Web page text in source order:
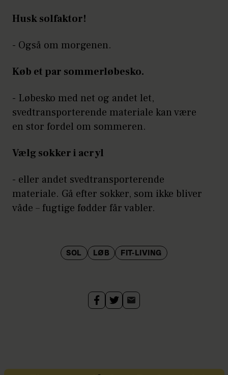
Husk solfaktor!
- Også om morgenen.
Køb et par sommerløbesko.
- Løbesko med net og andet let,
svedtransporterende materiale kan være
en stor fordel om sommeren.
Vælg sokker i acryl
- eller andet svedtransporterende
materiale. Gå efter sokker, som ikke bliver
våde – fugtige fødder får vabler.
SOL LØB FIT-LIVING